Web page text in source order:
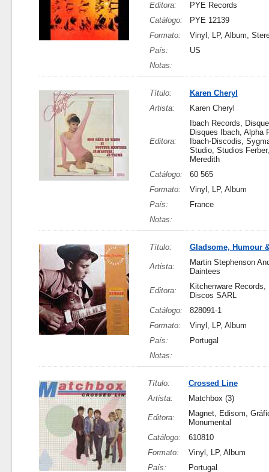
Editora:
PYE Records
Catálogo:
PYE 12139
Formato:
Vinyl, LP, Album,
País:
US
Notas:
Título:
Karen Cheryl
Artista:
Karen Cheryl
Editora:
Ibach Records,
Disques Ibach, Alpha
Ibach-Discodis,
Studio, Studios
Meredith
Catálogo:
60 565
Formato:
Vinyl, LP, Album
País:
France
Notas:
Título: Gladsome, Humour
Artista:
Martin Stephenson
Daintees
Editora:
Kitchenware Records,
Discos SARL
Catálogo:
828091-1
Formato:
Vinyl, LP, Album
País:
Portugal
Notas:
Título:
Crossed Line
Artista:
Matchbox (3)
Editora:
Magnet, Edisom,
Monumental
Catálogo:
610810
Formato:
Vinyl, LP, Album
País:
Portugal